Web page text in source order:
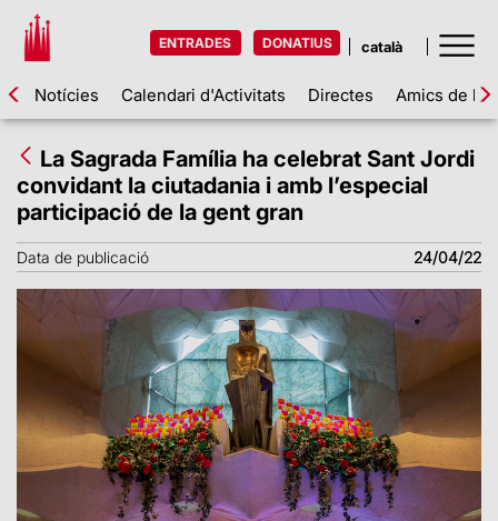
ENTRADES DONATIUS
Notícies Calendari d'Activitats Directes Amics de la
La Sagrada Família ha celebrat Sant Jordi
convidant la ciutadania i amb l’especial
participació de la gent gran
Data de publicació 24/04/22